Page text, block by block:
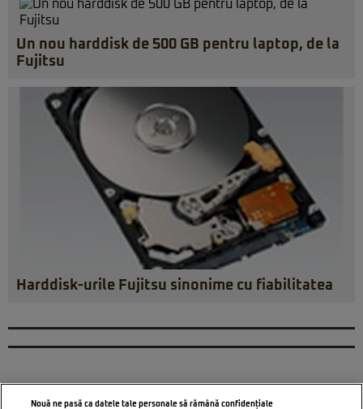
Un nou harddisk de 500 GB pentru laptop, de la
Fujitsu
Harddisk-urile Fujitsu sinonime cu fiabilitatea
Nouă ne pasă ca datele tale personale să rămână confidențiale